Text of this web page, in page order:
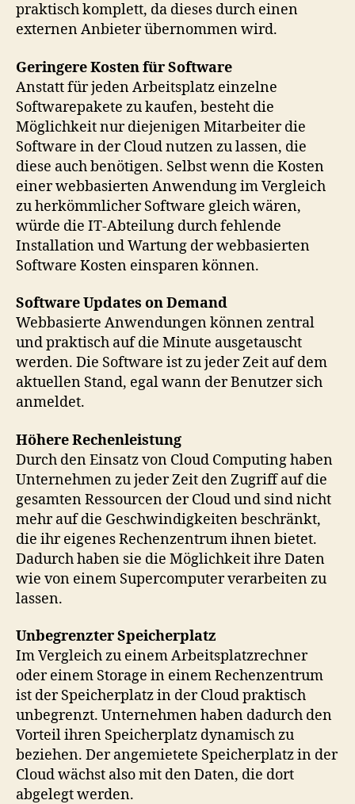
praktisch komplett, da dieses durch einen
externen Anbieter übernommen wird.
Geringere Kosten für Software
Anstatt für jeden Arbeitsplatz einzelne
Softwarepakete zu kaufen, besteht die
Möglichkeit nur diejenigen Mitarbeiter die
Software in der Cloud nutzen zu lassen, die
diese auch benötigen. Selbst wenn die Kosten
einer webbasierten Anwendung im Vergleich
zu herkömmlicher Software gleich wären,
würde die IT-Abteilung durch fehlende
Installation und Wartung der webbasierten
Software Kosten einsparen können.
Software Updates on Demand
Webbasierte Anwendungen können zentral
und praktisch auf die Minute ausgetauscht
werden. Die Software ist zu jeder Zeit auf dem
aktuellen Stand, egal wann der Benutzer sich
anmeldet.
Höhere Rechenleistung
Durch den Einsatz von Cloud Computing haben
Unternehmen zu jeder Zeit den Zugriff auf die
gesamten Ressourcen der Cloud und sind nicht
mehr auf die Geschwindigkeiten beschränkt,
die ihr eigenes Rechenzentrum ihnen bietet.
Dadurch haben sie die Möglichkeit ihre Daten
wie von einem Supercomputer verarbeiten zu
lassen.
Unbegrenzter Speicherplatz
Im Vergleich zu einem Arbeitsplatzrechner
oder einem Storage in einem Rechenzentrum
ist der Speicherplatz in der Cloud praktisch
unbegrenzt. Unternehmen haben dadurch den
Vorteil ihren Speicherplatz dynamisch zu
beziehen. Der angemietete Speicherplatz in der
Cloud wächst also mit den Daten, die dort
abgelegt werden.